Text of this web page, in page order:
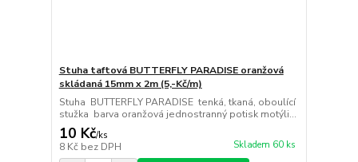
Stuha taftová BUTTERFLY PARADISE oranžová
skládaná 15mm x 2m (5,-Kč/m)
Stuha BUTTERFLY PARADISE tenká, tkaná, oboulící
stužka barva oranžová jednostranný potisk motýli...
10 Kč/ks
8 Kč bez DPH Skladem 60 ks